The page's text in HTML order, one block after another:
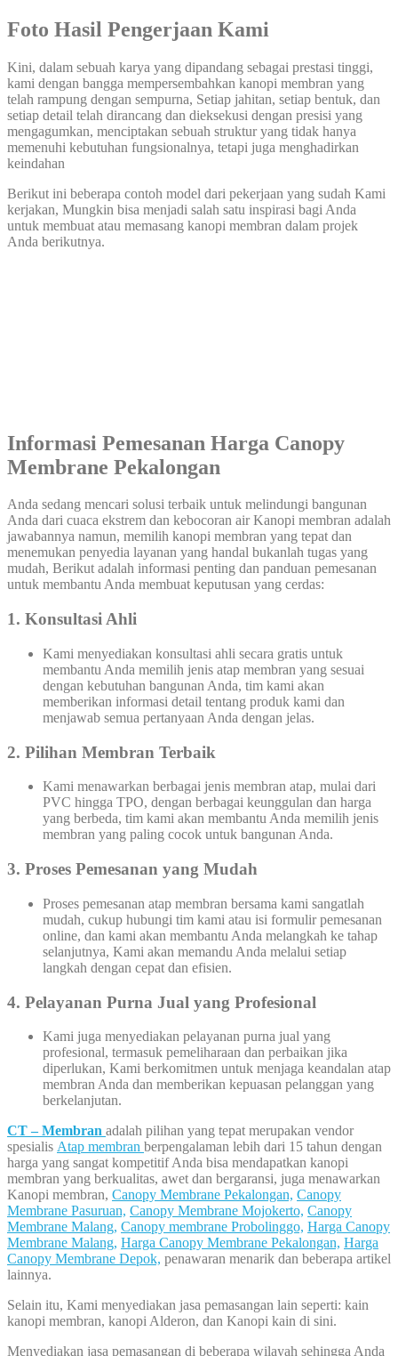
Foto Hasil Pengerjaan Kami
Kini, dalam sebuah karya yang dipandang sebagai prestasi tinggi,
kami dengan bangga mempersembahkan kanopi membran yang
telah rampung dengan sempurna, Setiap jahitan, setiap bentuk, dan
setiap detail telah dirancang dan dieksekusi dengan presisi yang
mengagumkan, menciptakan sebuah struktur yang tidak hanya
memenuhi kebutuhan fungsionalnya, tetapi juga menghadirkan
keindahan
Berikut ini beberapa contoh model dari pekerjaan yang sudah Kami
kerjakan, Mungkin bisa menjadi salah satu inspirasi bagi Anda
untuk membuat atau memasang kanopi membran dalam projek
Anda berikutnya.
Informasi Pemesanan Harga Canopy
Membrane Pekalongan
Anda sedang mencari solusi terbaik untuk melindungi bangunan
Anda dari cuaca ekstrem dan kebocoran air Kanopi membran adalah
jawabannya namun, memilih kanopi membran yang tepat dan
menemukan penyedia layanan yang handal bukanlah tugas yang
mudah, Berikut adalah informasi penting dan panduan pemesanan
untuk membantu Anda membuat keputusan yang cerdas:
1. Konsultasi Ahli
Kami menyediakan konsultasi ahli secara gratis untuk
membantu Anda memilih jenis atap membran yang sesuai
dengan kebutuhan bangunan Anda, tim kami akan
memberikan informasi detail tentang produk kami dan
menjawab semua pertanyaan Anda dengan jelas.
2. Pilihan Membran Terbaik
Kami menawarkan berbagai jenis membran atap, mulai dari
PVC hingga TPO, dengan berbagai keunggulan dan harga
yang berbeda, tim kami akan membantu Anda memilih jenis
membran yang paling cocok untuk bangunan Anda.
3. Proses Pemesanan yang Mudah
Proses pemesanan atap membran bersama kami sangatlah
mudah, cukup hubungi tim kami atau isi formulir pemesanan
online, dan kami akan membantu Anda melangkah ke tahap
selanjutnya, Kami akan memandu Anda melalui setiap
langkah dengan cepat dan efisien.
4. Pelayanan Purna Jual yang Profesional
Kami juga menyediakan pelayanan purna jual yang
profesional, termasuk pemeliharaan dan perbaikan jika
diperlukan, Kami berkomitmen untuk menjaga keandalan atap
membran Anda dan memberikan kepuasan pelanggan yang
berkelanjutan.
CT – Membran adalah pilihan yang tepat merupakan vendor
spesialis Atap membran berpengalaman lebih dari 15 tahun dengan
harga yang sangat kompetitif Anda bisa mendapatkan kanopi
membran yang berkualitas, awet dan bergaransi, juga menawarkan
Kanopi membran, Canopy Membrane Pekalongan, Canopy
Membrane Pasuruan, Canopy Membrane Mojokerto, Canopy
Membrane Malang, Canopy membrane Probolinggo, Harga Canopy
Membrane Malang, Harga Canopy Membrane Pekalongan, Harga
Canopy Membrane Depok, penawaran menarik dan beberapa artikel
lainnya.
Selain itu, Kami menyediakan jasa pemasangan lain seperti: kain
kanopi membran, kanopi Alderon, dan Kanopi kain di sini.
Menyediakan jasa pemasangan di beberapa wilayah sehingga Anda